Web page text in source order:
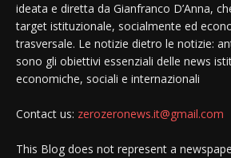
ideata e diretta da Gianfranco D’Anna,
target istituzionale, socialmente ed
trasversale. Le notizie dietro le notizie:
sono gli obiettivi essenziali delle news
economiche, sociali e internazionali
Contact us: zerozeronews.it@gmail.com
This Blog does not represent a